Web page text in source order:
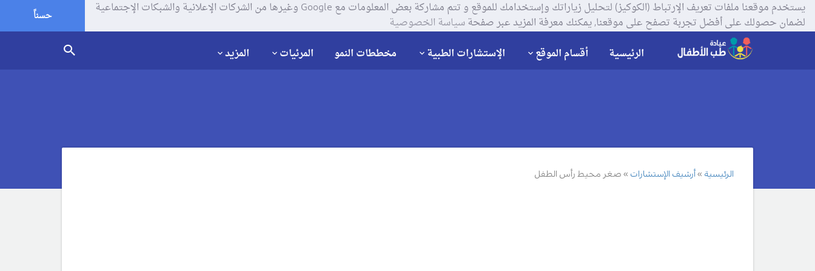
يستخدم موقعنا ملفات تعريف الإرتباط (الكوكيز) لتحليل زياراتك وإستخدامك للموقع و تتم مشاركة بعض المعلومات مع Google وغيرها من الشركات الإعلانية والشبكات الإجتماعية
لضمان حصولك على أفضل تجربة تصفح على موقعنا, يمكنك معرفة المزيد عبر صفحةسياسة الخصوصية حسناً
الرئيسية أقسام الموقع الإستشارات الطبية مخططات النمو المرئيات المزيد
الرئيسية أرشيف الإستشارات صغر محيط رأس الطفل